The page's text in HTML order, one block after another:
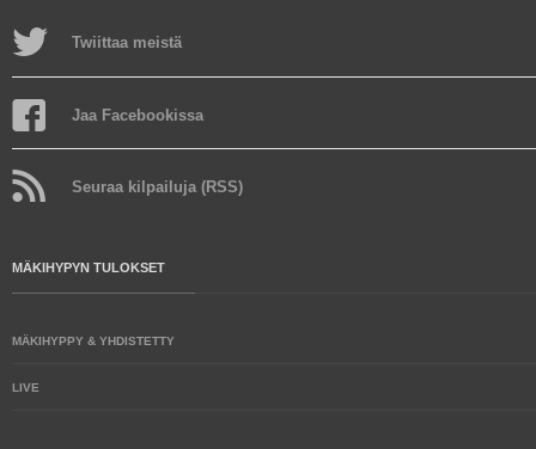
Twiittaa meistä
Jaa Facebookissa
Seuraa kilpailuja (RSS)
MÄKIHYPYN TULOKSET
MÄKIHYPPY & YHDISTETTY
LIVE